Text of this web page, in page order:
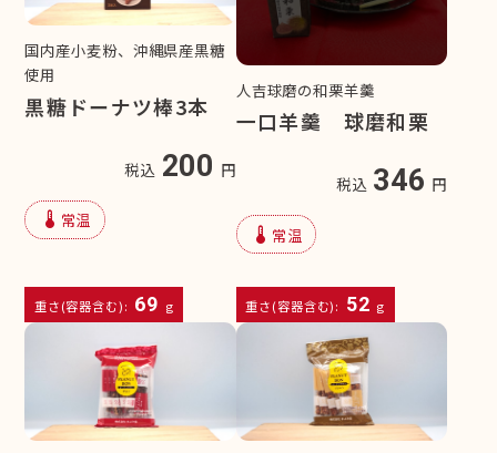
国内産小麦粉、沖縄県産黒糖
使用
黒糖ドーナツ棒3本
税込 200 円
device_thermostat 常温
重さ(容器含む): 69 g
人吉球磨の和栗羊羹
一口羊羹 球磨和栗
税込 346 円
device_thermostat 常温
重さ(容器含む): 52 g